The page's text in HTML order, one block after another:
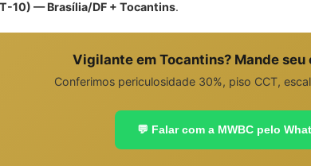
10) — Brasília/DF + Tocantins.
Vigilante em Tocantins? Mande
Conferimos periculosidade 30%, piso CCT,
💬 Falar com a MWBC pelo